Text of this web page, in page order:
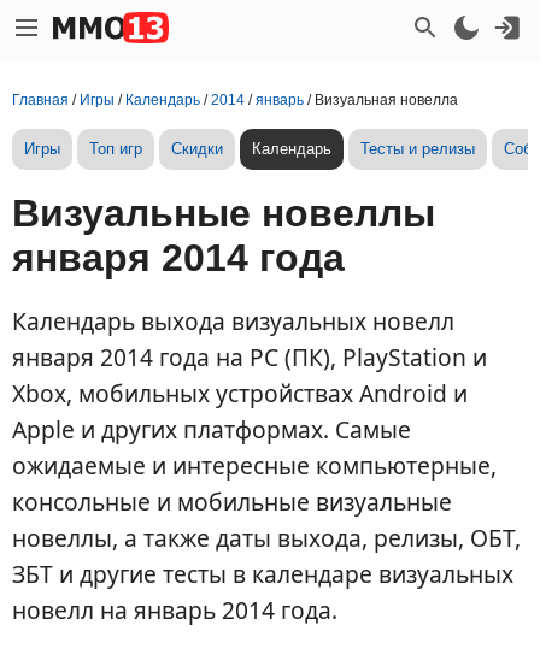
Главная / Игры / Календарь /2014 /январь / Визуальная новелла
Игры Топ игр Скидки Календарь Тесты и релизы
Визуальные новеллы
января 2014 года
Календарь выхода визуальных новелл
января 2014 года на PC (ПК), PlayStation и
Xbox, мобильных устройствах Android и
Apple и других платформах. Самые
ожидаемые и интересные компьютерные,
консольные и мобильные визуальные
новеллы, а также даты выхода, релизы, ОБТ,
ЗБТ и другие тесты в календаре визуальных
новелл на январь 2014 года.